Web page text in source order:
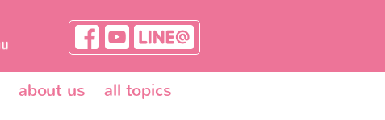
about us all topics